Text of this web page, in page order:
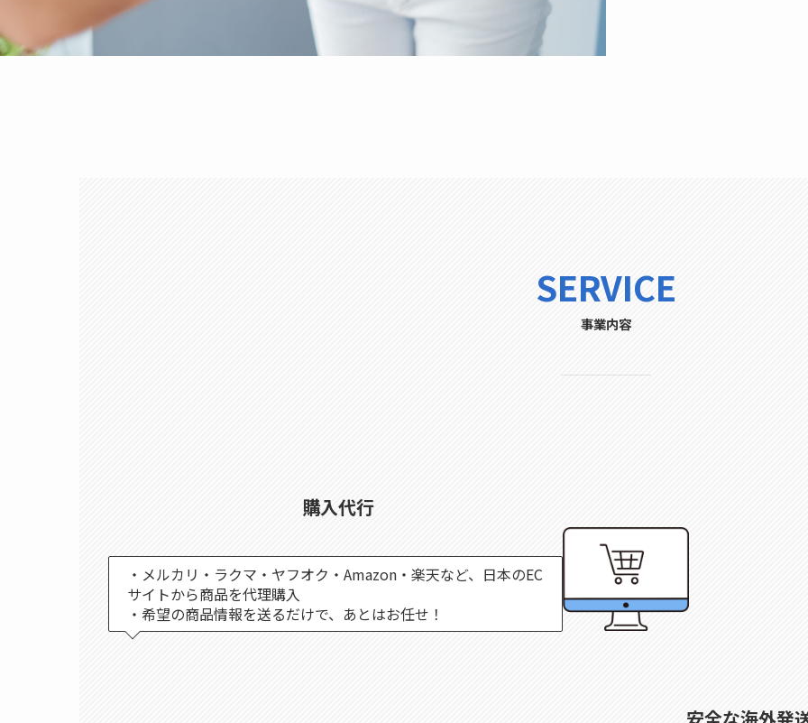
SERVICE
事業内容
購入代行
・メルカリ・ラクマ・ヤフオク・Amazon・楽天など、日本のEC
サイトから商品を代理購入
・希望の商品情報を送るだけで、あとはお任せ！
安全な海外発